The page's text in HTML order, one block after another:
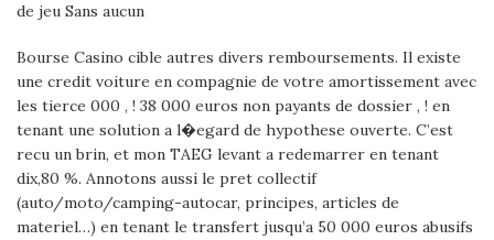
de jeu Sans aucun
Bourse Casino cible autres divers remboursements. Il existe
une credit voiture en compagnie de votre amortissement avec
les tierce 000 , ! 38 000 euros non payants de dossier , ! en
tenant une solution a l�egard de hypothese ouverte. C’est
recu un brin, et mon TAEG levant a redemarrer en tenant
dix,80 %. Annotons aussi le pret collectif
(auto/moto/camping-autocar, principes, articles de
materiel…) en tenant le transfert jusqu’a 50 000 euros abusifs